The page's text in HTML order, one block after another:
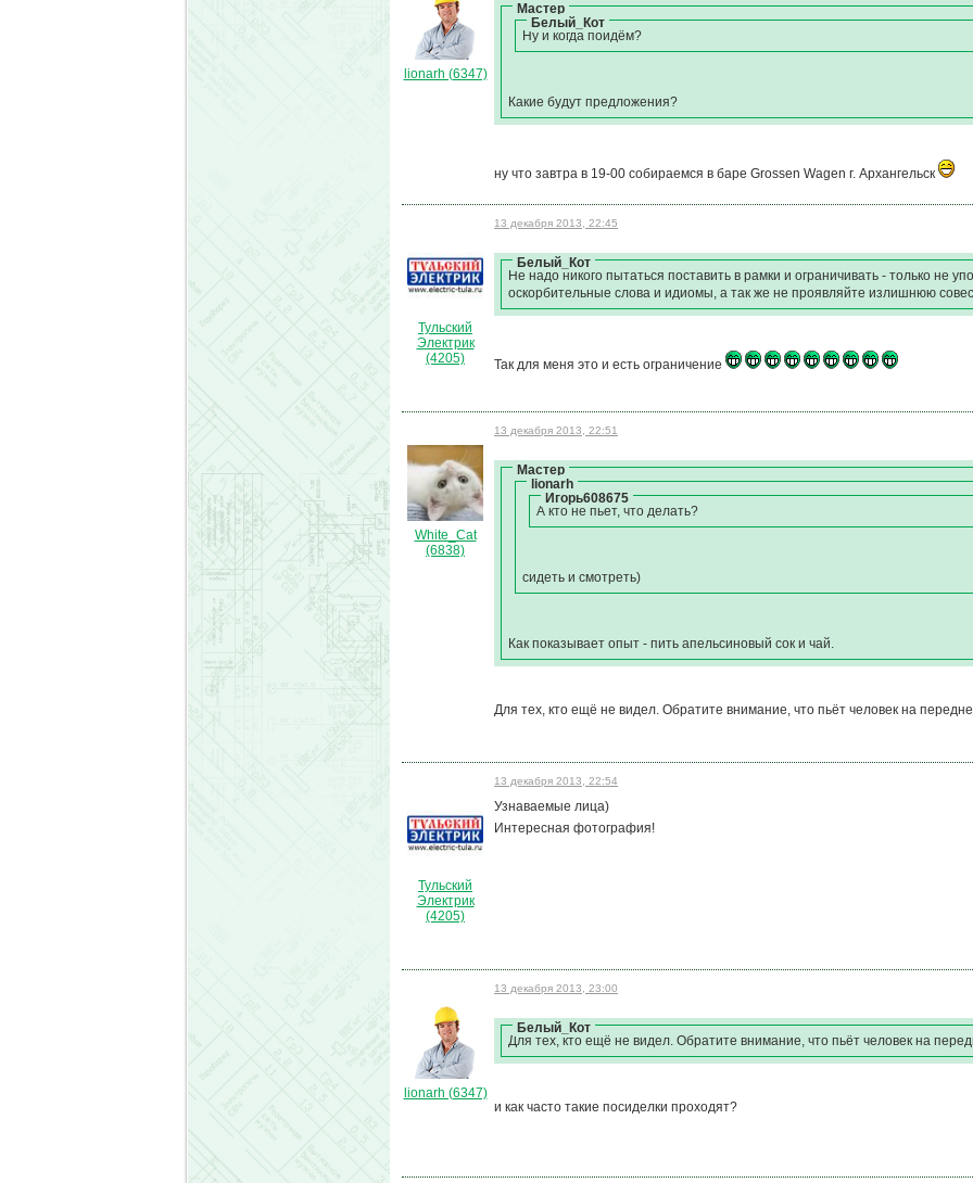
lionarh (6347)
Мастер
Белый_Кот
Ну и когда пойдём?
Какие будут предложения?
ну что завтра в 19-00 собираемся в баре Grossen Wagen г. Архангельск
Тульский
Электрик
(4205)
13 декабря 2013, 22:45
Белый_Кот
Не надо никого пытаться поставить в рамки и ограничивать - только не
оскорбительные слова и идиомы, а так же не проявляйте излишнюю
Так для меня это и есть ограничение
White_Cat
(6838)
13 декабря 2013, 22:51
Мастер
lionarh
Игорь608675
А кто не пьет, что делать?
сидеть и смотреть)
Как показывает опыт - пить апельсиновый сок и чай.
Для тех, кто ещё не видел. Обратите внимание, что пьёт человек на
Тульский
Электрик
(4205)
13 декабря 2013, 22:54
Узнаваемые лица)
Интересная фотография!
lionarh (6347)
13 декабря 2013, 23:00
Белый_Кот
Для тех, кто ещё не видел. Обратите внимание, что пьёт человек на
и как часто такие посиделки проходят?